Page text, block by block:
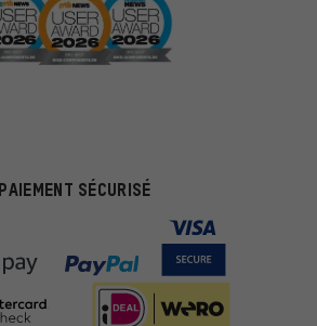
PAIEMENT SÉCURISÉ